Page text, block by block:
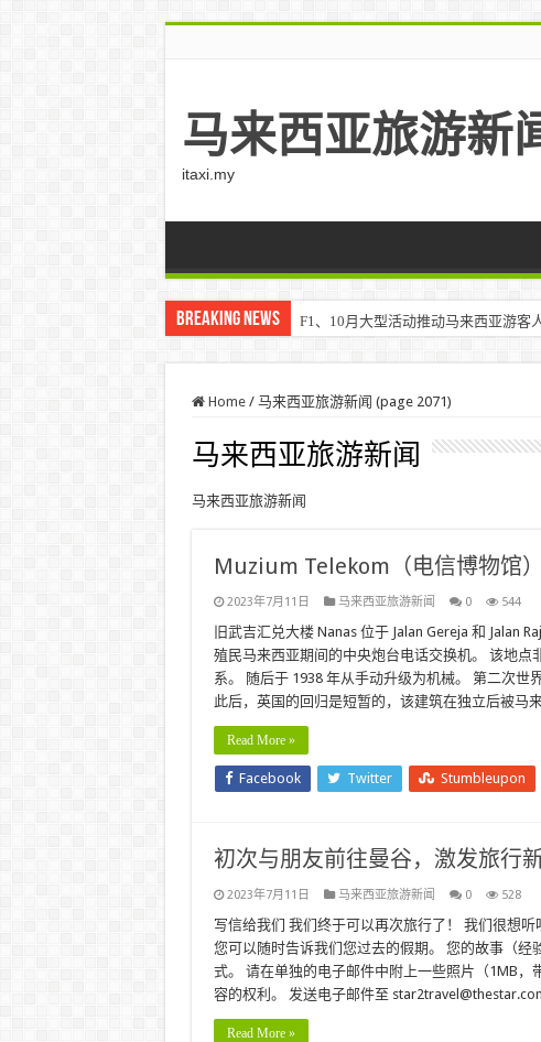
马来西亚旅游新
itaxi.my
Breaking News F1、10月大型活动推动马来西亚游客
Home / 马来西亚旅游新闻 (page 2071)
马来西亚旅游新闻
马来西亚旅游新闻
Muzium Telekom（电信博物馆
2023年7月11日 马来西亚旅游新闻 0 544
旧武吉汇兑大楼 Nanas 位于 Jalan Gereja 和 Jalan
殖民马来西亚期间的中央炮台电话交换机。 该地
系。 随后于 1938 年从手动升级为机械。 第二次世
此后，英国的回归是短暂的，该建筑在独立后被马
Read More »
Facebook Twitter Stumbleupon
初次与朋友前往曼谷，激发旅行
2023年7月11日 马来西亚旅游新闻 0 528
写信给我们 我们终于可以再次旅行了！ 我们很想
您可以随时告诉我们您过去的假期。 您的故事（经
式。 请在单独的电子邮件中附上一些照片（1MB
容的权利。 发送电子邮件至
Read More »